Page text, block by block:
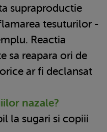
supraproductie
tesuturilor -
Reactia
sa reapara ori de
ar fi declansat
nazale?
la sugari si copiii